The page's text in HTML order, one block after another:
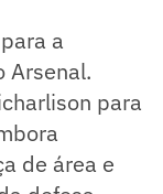
a
Arsenal.
para
de área e